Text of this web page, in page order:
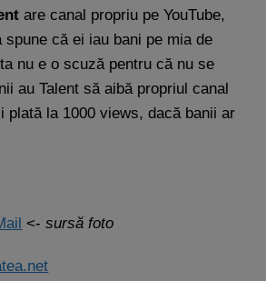
are canal propriu pe YouTube,
spune că ei iau bani pe mia de
nu e o scuză pentru că nu se
au Talent să aibă propriul canal
plată la 1000 views, dacă banii ar
<-sursă foto